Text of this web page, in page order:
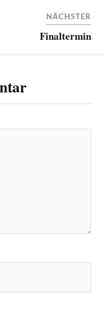
NÄCHSTER
Finaltermin